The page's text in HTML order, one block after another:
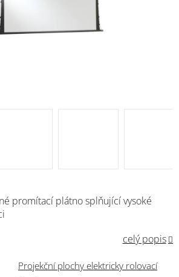
promítací plátno splňující vysoké
celý popis
Projekční plochy elektricky rolovací